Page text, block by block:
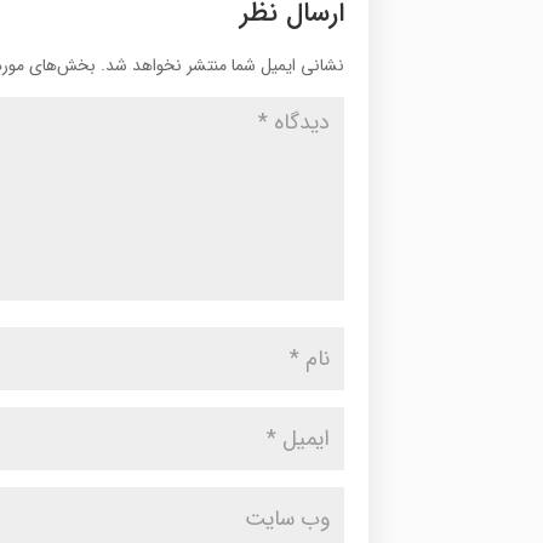
ارسال نظر
نشانی ایمیل شما منتشر نخواهد شد. بخش‌های